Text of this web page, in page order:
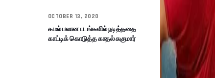
OCTOBER 13, 2020
கமல் பலான படங்களில் நடித்ததை
காட்டிக் கொடுத்த காதல் சுகுமார்